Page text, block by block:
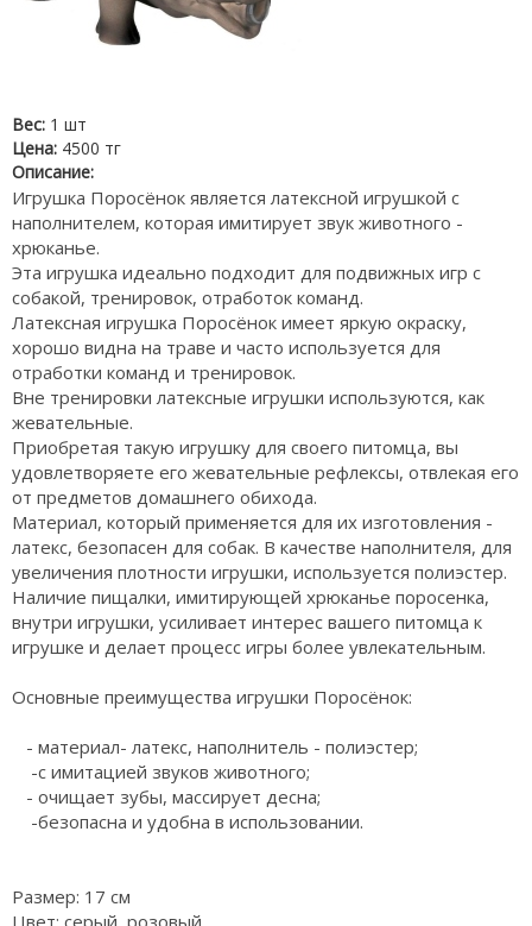
Вес: 1 шт
Цена: 4500 тг
Описание:
Игрушка Поросёнок является латексной игрушкой с
наполнителем, которая имитирует звук животного -
хрюканье.
Эта игрушка идеально подходит для подвижных игр с
собакой, тренировок, отработок команд.
Латексная игрушка Поросёнок имеет яркую окраску,
хорошо видна на траве и часто используется для
отработки команд и тренировок.
Вне тренировки латексные игрушки используются, как
жевательные.
Приобретая такую игрушку для своего питомца, вы
удовлетворяете его жевательные рефлексы, отвлекая его
от предметов домашнего обихода.
Материал, который применяется для их изготовления -
латекс, безопасен для собак. В качестве наполнителя, для
увеличения плотности игрушки, используется полиэстер.
Наличие пищалки, имитирующей хрюканье поросенка,
внутри игрушки, усиливает интерес вашего питомца к
игрушке и делает процесс игры более увлекательным.
Основные преимущества игрушки Поросёнок:
- материал- латекс, наполнитель - полиэстер;
-с имитацией звуков животного;
- очищает зубы, массирует десна;
-безопасна и удобна в использовании.
Размер: 17 см
Цвет: серый, розовый.